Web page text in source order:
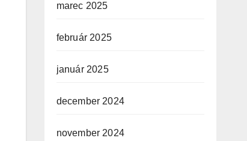
marec 2025
február 2025
január 2025
december 2024
november 2024